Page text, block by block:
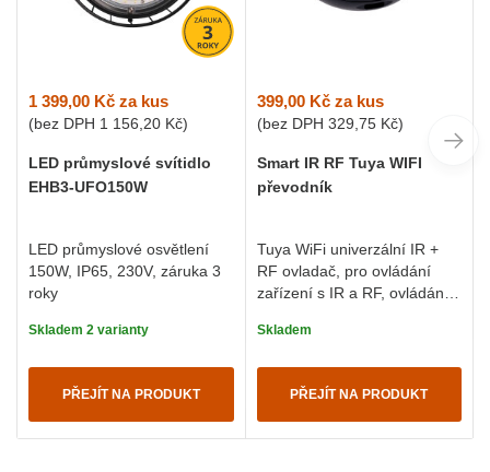
1 399,00 Kč za kus
(bez DPH 1 156,20 Kč)
LED průmyslové svítidlo
EHB3-UFO150W
LED průmyslové osvětlení
150W, IP65, 230V, záruka 3
roky
Skladem 2 varianty
PŘEJÍT NA PRODUKT
399,00 Kčza kus
(bez DPH 329,75 Kč)
Smart IR RF Tuya WIFI
převodník
Tuya WiFi univerzální IR +
RF ovladač, pro ovládání
zařízení s IR a RF, ovládáním
Skladem
PŘEJÍT NA PRODUKT